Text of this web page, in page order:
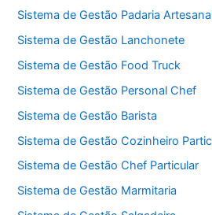
Sistema de Gestão Padaria
Sistema de Gestão Lanchonete
Sistema de Gestão Food Truck
Sistema de Gestão Personal Chef
Sistema de Gestão Barista
Sistema de Gestão Cozinheiro
Sistema de Gestão Chef Particular
Sistema de Gestão Marmitaria